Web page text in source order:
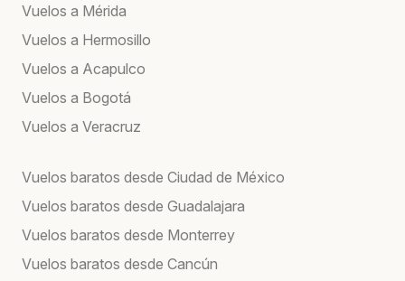
Vuelos a Mérida
Vuelos a Hermosillo
Vuelos a Acapulco
Vuelos a Bogotá
Vuelos a Veracruz
Vuelos baratos desde Ciudad de México
Vuelos baratos desde Guadalajara
Vuelos baratos desde Monterrey
Vuelos baratos desde Cancún